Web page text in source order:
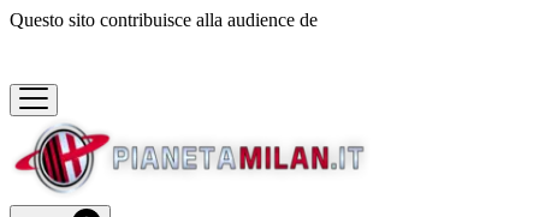
Questo sito contribuisce alla audience de